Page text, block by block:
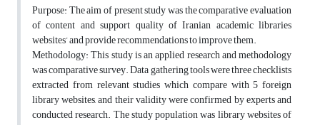
Purpose: The aim of present study was the comparative evaluation
of content and support quality of Iranian academic libraries
websites’ and provide recommendations to improve them.
Methodology: This study is an applied research and methodology
was comparative survey. Data gathering tools were three checklists
extracted from relevant studies which compare with 5 foreign
library websites, and their validity were confirmed by experts and
conducted research. The study population was library websites of